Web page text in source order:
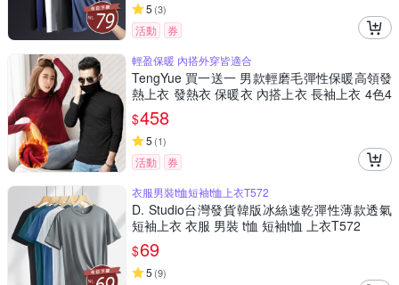
5 (3)
活動
券
輕盈保暖 內搭外穿皆適合
TengYue 買一送一 男款輕磨毛彈性保暖高領發
熱上衣 發熱衣 保暖衣 內搭上衣 長袖上衣 4色4
尺寸
$458
5 (1)
活動
券
衣服男裝t恤短袖t恤上衣T572
D. Studio台灣發貨韓版冰絲速乾彈性薄款透氣
短袖上衣 衣服 男裝 t恤 短袖t恤 上衣T572
$69
5 (9)